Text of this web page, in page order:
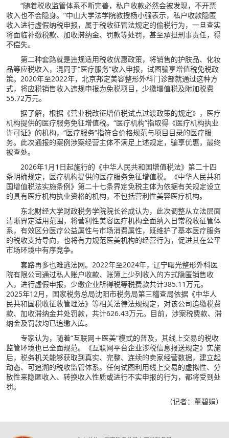
“随着税收监管体系不断完善，私户收款必然会被发现，不开票
收入也不会隐身。”中山大学法学院教授杨小强表示，私户收款隐匿
收入进行虚假纳税申报，属于税收征管法规定的偷税行为，一旦查实
将面临补缴税款、加收滞纳金、罚款等处罚，甚至承担刑事责任，得
不偿失。
第二种套路就是违规适用税收优惠政策，将销售的护肤品、化妆
品等应税收入，混同于“医疗服务”收入申报，试图骗享增值税免税政
策。2020年至2022年，北京邦定美容整形外科门诊部就通过这种方
式，将应税销售收入违规申报为免税项目，少缴增值税及附加税费
55.72万元。
据了解，根据《营业税改征增值税试点过渡政策的规定》，医疗
机构提供的医疗服务免征增值税。“医疗机构”指取得《医疗机构执业
许可证》的机构，“医疗服务”指符合价格规范与项目目录的医疗服
务。此次通报的案例涉案经营主体不满足上述规定，骗享优惠，最终
被查处。
2026年1月1日起施行的《中华人民共和国增值税法》第二十四
条明确规定，医疗机构提供的医疗服务免征增值税。《中华人民共和
国增值税法实施条例》第二十七条界定免税主体为依据有关规定设立
的具有医疗机构执业资格的机构，不包括营利性美容医疗机构。
东北财经大学财政税务学院院长谷成认为，此次调整从立法层面
清晰界定适用范围，将营利性美容医疗机构全面纳入日常税收征管体
系，有效区分医疗公益属性与市场消费属性，既维护了基本医疗服务
的税收支持导向，也将有力规范医美机构的经营行为，促进其在公平
市场环境中有序竞争。
套路再多也难逃法网。2022年至2024年，辽宁曙光整形外科医
院有限公司通过私人账户收款、账簿上少列收入的方式隐匿销售收
入，进行虚假申报，少缴企业所得税等税费款共计385.11万元。
2025年12月，国家税务总局沈阳市税务局第三稽查局依据《中华人
民共和国税收征收管理法》等相关法律法规规定，对该公司追缴税费
款、加收滞纳金并处罚款，共计626.43万元。目前，涉案税费款、滞
纳金及罚款均已追缴入库。
专家认为，随着“互联网＋医美”模式的普及，其线上交易的税收
监管环境也已全面规范。《互联网平台企业涉税信息报送规定》实施
后，税务机关能够获取到真实、完整、连续的卖家经营数据，建立起
动态、可追溯的税收监管体系。任何试图利用线上交易的虚拟性、分
散性来隐匿收入、转换收入性质或进行不实申报的行为，都将受到处
罚。
（记者：董碧娟）